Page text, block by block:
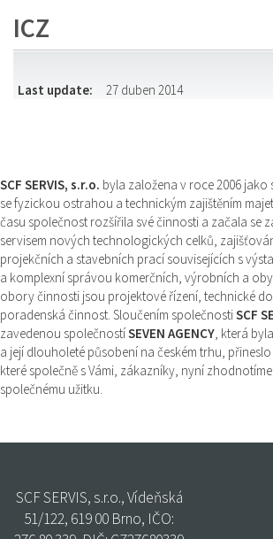
ICZ
Last update: 27 duben 2014
SCF SERVIS, s.r.o. byla založena v roce 2006
se fyzickou ostrahou a technickým zajištěním
času společnost rozšířila své činnosti a začala se
servisem nových technologických celků,
projekčních a stavebních prací souvisejících s
a komplexní správou komerčních, výrobních a
obory činnosti jsou projektové řízení, technické
poradenská činnost. Sloučením společnostiSCF
zavedenou společnostíSEVEN AGENCY, která
a její dlouholeté působení na českém trhu,
které společně s Vámi, zákazníky, nyní
společnému užitku.
SCF SERVIS, s.r.o., Vídeňská
51/122, 619 00 Brno, IČO: